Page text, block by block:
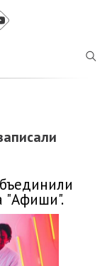
"Афиши".